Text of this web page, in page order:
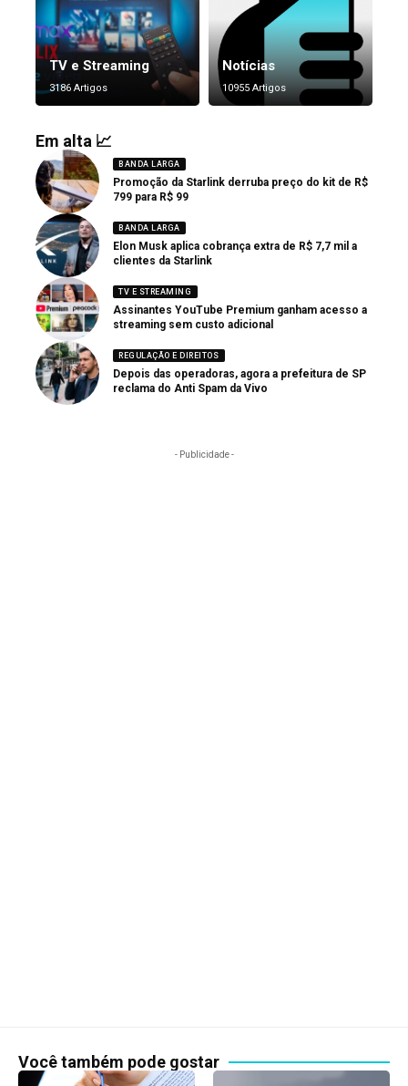
TV e Streaming
3186 Artigos
Notícias
10955 Artigos
Em alta 📈
BANDA LARGA
Promoção da Starlink derruba preço do kit de R$
799 para R$ 99
BANDA LARGA
Elon Musk aplica cobrança extra de R$ 7,7 mil a
clientes da Starlink
TV E STREAMING
Assinantes YouTube Premium ganham acesso a
streaming sem custo adicional
REGULAÇÃO E DIREITOS
Depois das operadoras, agora a prefeitura de SP
reclama do Anti Spam da Vivo
- Publicidade -
Você também pode gostar